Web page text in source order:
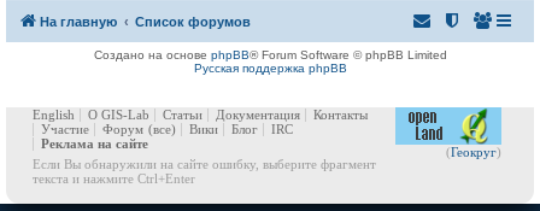
На главную Список форумов
Создано на основе phpBB® Forum Software © phpBB Limited
Русская поддержка phpBB
(Геокруг)
English О GIS-Lab Статьи Документация
Контакты
Участие
Форум (все) Вики Блог
IRC
Реклама на сайте
Если Вы обнаружили на сайте ошибку, выберите фрагмент
текста и нажмите Ctrl+Enter